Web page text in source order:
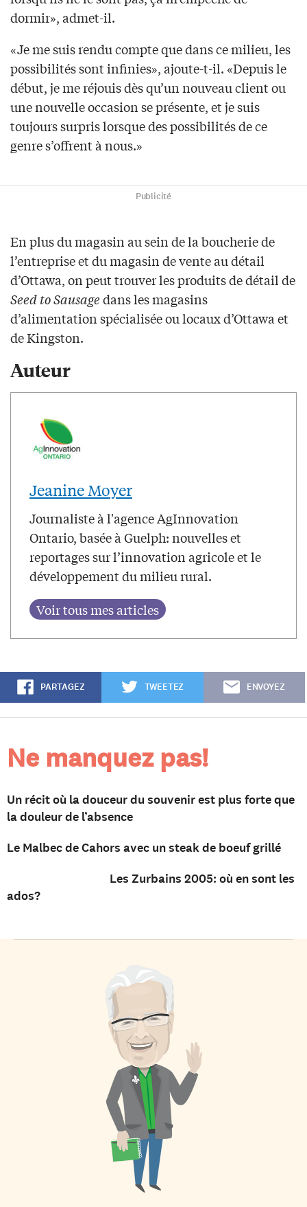
dormir», admet-il.
«Je me suis rendu compte que dans ce milieu, les
possibilités sont infinies», ajoute-t-il. «Depuis le
début, je me réjouis dès qu’un nouveau client ou
une nouvelle occasion se présente, et je suis
toujours surpris lorsque des possibilités de ce
genre s’offrent à nous.»
Publicité
En plus du magasin au sein de la boucherie de
l’entreprise et du magasin de vente au détail
d’Ottawa, on peut trouver les produits de détail de
Seed to Sausagedans les magasins
d’alimentation spécialisée ou locaux d’Ottawa et
de Kingston.
Auteur
Jeanine Moyer
Journaliste à l'agence AgInnovation
Ontario, basée à Guelph: nouvelles et
reportages sur l’innovation agricole et le
développement du milieu rural.
PARTAGEZ TWEETEZ ENVOYEZ
Ne manquez pas!
Un récit où la douceur du souvenir est plus forte que
la douleur de l’absence
Le Malbec de Cahors avec un steak de boeuf grillé
Les Zurbains 2005: où en sont les
ados?